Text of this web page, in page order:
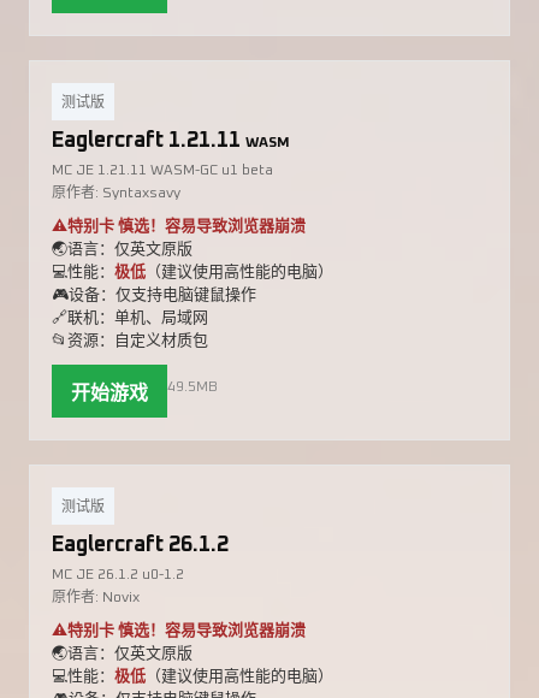
测试版
Eaglercraft 1.21.11 WASM
MC JE 1.21.11 WASM-GC u1 beta
原作者: Syntaxsavy
⚠️特别卡 慎选！容易导致浏览器崩溃
🌏语言：仅英文原版
💻性能： 极低 （建议使用高性能的电脑）
🎮设备：仅支持电脑键鼠操作
🔗联机：单机、局域网
📂资源：自定义材质包
开始游戏 49.5MB
测试版
Eaglercraft 26.1.2
MC JE 26.1.2 u0-1.2
原作者: Novix
⚠️特别卡 慎选！容易导致浏览器崩溃
🌏语言：仅英文原版
💻性能： 极低 （建议使用高性能的电脑）